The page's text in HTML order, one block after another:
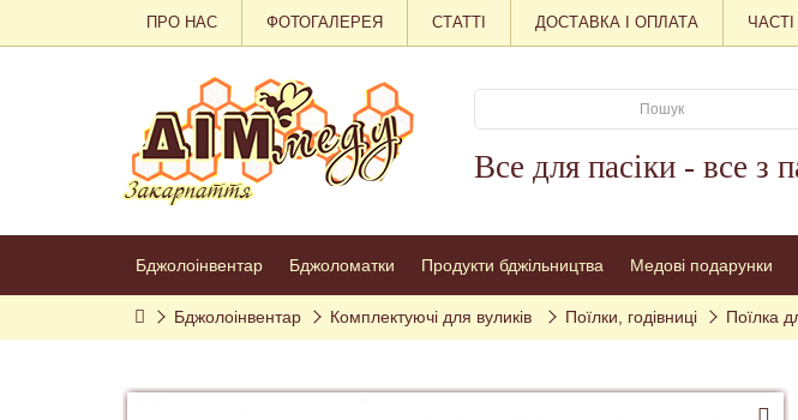
ПРО НАС ФОТОГАЛЕРЕЯ СТАТТІ ДОСТАВКА І ОПЛАТА
Все для пасіки - все з
Бджолоінвентар Бджоломатки Продукти бджільництва Медові подарунки
Бджолоінвентар Комплектуючі для вуликів Поїлки, годівниці Поїлка